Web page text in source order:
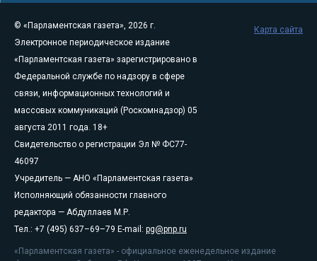
© «Парламентская газета», 2026 г.
Электронное периодическое издание
«Парламентская газета» зарегистрировано в
Федеральной службе по надзору в сфере
связи, информационных технологий и
массовых коммуникаций (Роскомнадзор) 05
августа 2011 года. 18+
Свидетельство о регистрации Эл № ФС77-
46097
Учредитель — АНО «Парламентская газета»
Исполняющий обязанности главного
редактора — Абдуллаев М.Р.
Тел.: +7 (495) 637–69–79 E-mail: pg@pnp.ru
«Парламентская газета» - официальное еженедельное издание
Карта сайта